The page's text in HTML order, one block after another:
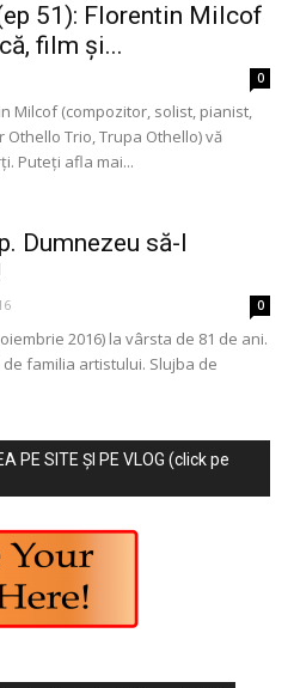
51): Florentin Milcof
film și...
0
Milcof (compozitor, solist, pianist,
Trio, Trupa Othello) vă
Puteți afla mai...
Dumnezeu să-l
0
2016) la vârsta de 81 de ani.
familia artistului. Slujba de
PE SITE ȘI PE VLOG (click pe